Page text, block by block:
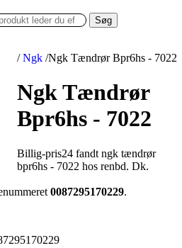
Søg
/ Ngk /Ngk Tændrør Bpr6hs - 7022
Ngk Tændrør
Bpr6hs - 7022
Billig-pris24 fandt ngk tændrør
bpr6hs - 7022 hos renbd. Dk.
0087295170229.